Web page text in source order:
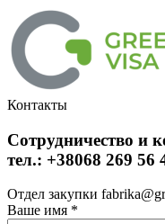
Контакты
Сотрудничество и
тел.: +38068 269 56
Отдел закупки
Ваше имя *